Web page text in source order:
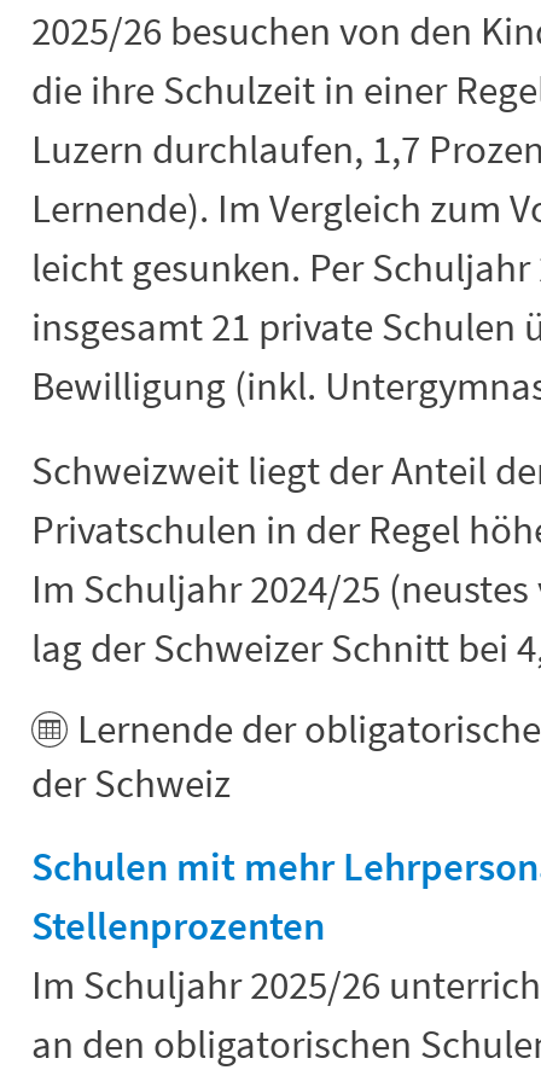
2025/26 besuchen von den
die ihre Schulzeit in einer
Luzern durchlaufen, 1,7
Lernende). Im Vergleich zum
leicht gesunken. Per
insgesamt 21 private Schulen
Bewilligung (inkl.
Schweizweit liegt der Anteil
Privatschulen in der Regel
Im Schuljahr 2024/25
lag der Schweizer Schnitt bei
Lernende der
der Schweiz
Schulen mit mehr
Stellenprozenten
Im Schuljahr 2025/26
an den obligatorischen